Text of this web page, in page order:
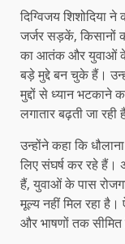
दिग्विजय शिशोदिया
जर्जर सड़कें, किसानों
का आतंक और युवाओं
बड़े मुद्दे बन चुके हैं।
मुद्दों से ध्यान भटकाने
लगातार बढ़ती जा रही
उन्होंने कहा कि
लिए संघर्ष कर रहे हैं।
हैं, युवाओं के पास
मूल्य नहीं मिल रहा है।
और भाषणों तक सीमित